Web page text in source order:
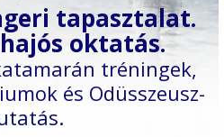
tapasztalat.
oktatás.
tréningek,
és Odüsszeusz-